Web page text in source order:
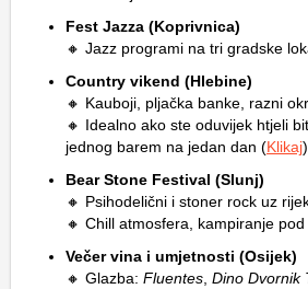
Fest Jazza (Koprivnica)
🔸 Jazz programi na tri gradske
Country vikend (Hlebine)
🔸 Kauboji, pljačka banke, razni
🔸 Idealno ako ste oduvijek htjeli
jednog barem na jedan dan (Klikaj)
Bear Stone Festival (Slunj)
🔸 Psihodelični i stoner rock uz
🔸 Chill atmosfera, kampiranje
Večer vina i umjetnosti (Osijek)
🔸 Glazba: Fluentes Dino Dvornik